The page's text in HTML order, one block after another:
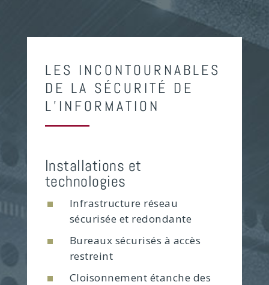
LES INCONTOURNABLES
DE LA SÉCURITÉ DE
L’INFORMATION
Installations et
technologies
Infrastructure réseau
sécurisée et redondante
Bureaux sécurisés à accès
restreint
Cloisonnement étanche des